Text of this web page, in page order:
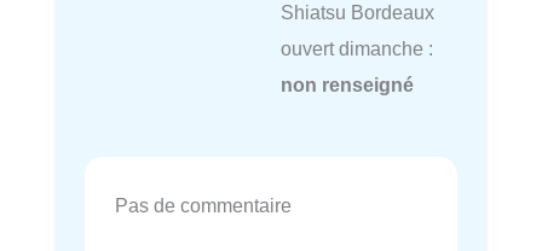
Shiatsu Bordeaux
ouvert dimanche :
non renseigné
Pas de commentaire